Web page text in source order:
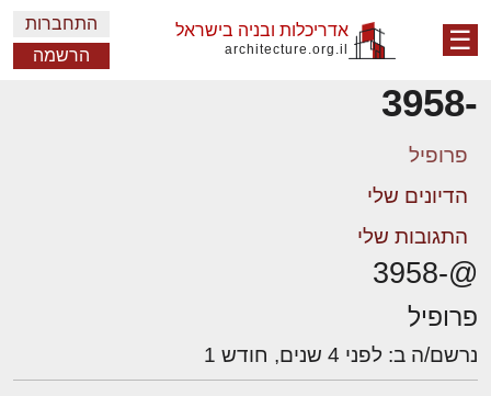
☰ אדריכלות ובניה בישראל
architecture.org.il
התחברות
הרשמה
-3958
פרופיל
הדיונים שלי
התגובות שלי
@-3958
פרופיל
נרשם/ה ב: לפני 4 שנים, חודש 1